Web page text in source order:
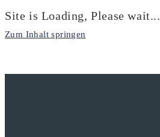
Site is Loading, Please wait...
Zum Inhalt springen